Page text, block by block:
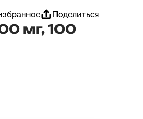
Поделиться
мг, 100